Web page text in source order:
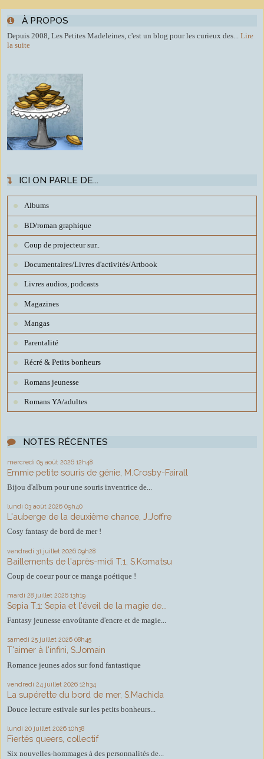
À PROPOS
Depuis 2008, Les Petites Madeleines, c'est un blog pour les curieux des...
Lire
la suite
ICI ON PARLE DE...
Albums
BD/roman graphique
Coup de projecteur sur..
Documentaires/Livres d'activités/Artbook
Livres audios, podcasts
Magazines
Mangas
Parentalité
Récré & Petits bonheurs
Romans jeunesse
Romans YA/adultes
NOTES RÉCENTES
mercredi 05 août 2026 12h48
Emmie petite souris de génie, M.Crosby-Fairall
Bijou d'album pour une souris inventrice de...
lundi 03 août 2026 09h40
L'auberge de la deuxième chance, J.Joffre
Cosy fantasy de bord de mer !
vendredi 31 juillet 2026 09h28
Baillements de l'après-midi T.1, S.Komatsu
Coup de coeur pour ce manga poétique !
mardi 28 juillet 2026 13h19
Sepia T.1: Sepia et l'éveil de la magie de...
Fantasy jeunesse envoûtante d'encre et de magie...
samedi 25 juillet 2026 08h45
T'aimer à l'infini, S.Jomain
Romance jeunes ados sur fond fantastique
vendredi 24 juillet 2026 12h34
La supérette du bord de mer, S.Machida
Douce lecture estivale sur les petits bonheurs...
lundi 20 juillet 2026 10h38
Fiertés queers, collectif
Six nouvelles-hommages à des personnalités de...